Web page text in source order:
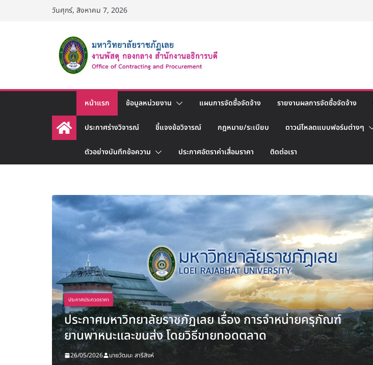
วันศุกร์, สิงหาคม 7, 2026
หน้าแรก ข้อมูลหน่วยงาน แผนการจัดซื้อจัดจ้าง รายงานผลการจัดซื้อจัดจ้าง
ประกาศร่างวิจารณ์ ชี้แจงข้อวิจารณ์ กฎหมาย/ระเบียบ ดาวน์โหลดแบบฟอร์มต่างๆ
ตัวอย่างบันทึกข้อความ ประกาศอัตราค่าเสื่อมราคา ติดต่อเรา
ประกาศประกวดราคา
ประกาศมหาวิทยาลัยราชภัฏเลย เรื่อง การจำหน่ายครุภัณฑ์
ยานพาหนะและขนส่ง โดยวิธีขายทอดตลาด
26/05/2026 นายวัฒนะ สารีสิงห์